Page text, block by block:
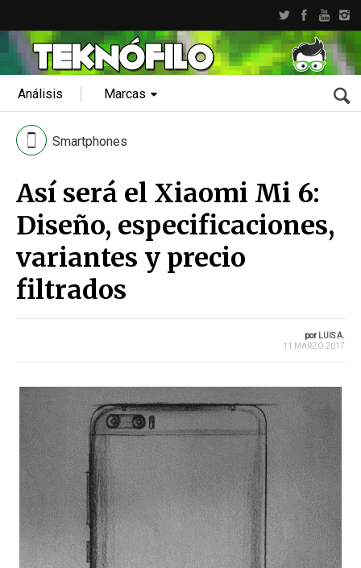
Análisis Marcas
Smartphones
Así será el Xiaomi Mi 6:
Diseño, especificaciones,
variantes y precio
filtrados
por LUIS A.
11 MARZO 2017